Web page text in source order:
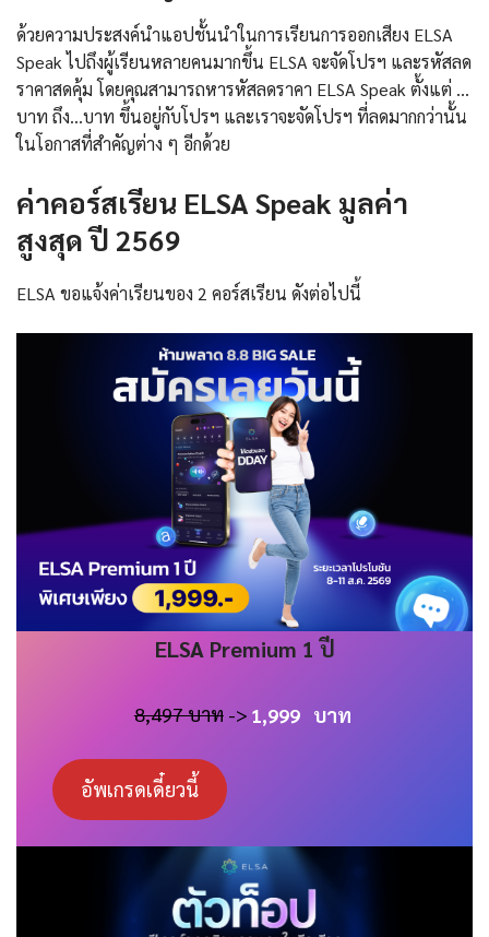
ด้วยความประสงค์นำแอปชั้นนำในการเรียนการออกเสียง ELSA
Speak ไปถึงผู้เรียนหลายคนมากขึ้น ELSA จะจัดโปรฯ และรหัสลด
ราคาสดคุ้ม โดยคุณสามารถหารหัสลดราคา ELSA Speak ตั้งแต่ …
บาท ถึง…บาท ขึ้นอยู่กับโปรฯ และเราจะจัดโปรฯ ที่ลดมากกว่านั้น
ในโอกาสที่สำคัญต่าง ๆ อีกด้วย
ค่าคอร์สเรียน ELSA Speak มูลค่า
สูงสุด ปี 2569
ELSA ขอแจ้งค่าเรียนของ 2 คอร์สเรียน ดังต่อไปนี้
ELSA Premium 1 ปี
8,497 บาท-> 1,999 บาท
อัพเกรดเดี๋ยวนี้